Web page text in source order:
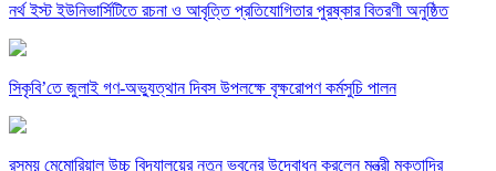
নর্থ ইস্ট ইউনিভার্সিটিতে রচনা ও আবৃত্তি প্রতিযোগিতার পুরষ্কার বিতরণী অনুষ্ঠিত
সিকৃবি’তে জুলাই গণ-অভ্যুত্থান দিবস উপলক্ষে বৃক্ষরোপণ কর্মসুচি পালন
রসময় মেমোরিয়াল উচ্চ বিদ্যালয়ের নতুন ভবনের উদ্বোধন করলেন মন্ত্রী মুক্তাদির